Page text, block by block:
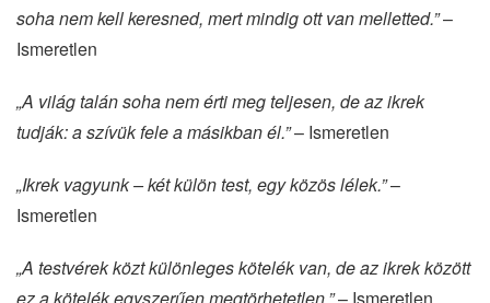
soha nem kell keresned, mert mindig ott van melletted.”–
Ismeretlen
„A világ talán soha nem érti meg teljesen, de az ikrek
tudják: a szívük fele a másikban él.”– Ismeretlen
„Ikrek vagyunk – két külön test, egy közös lélek.”–
Ismeretlen
„A testvérek közt különleges kötelék van, de az ikrek között
ez a kötelék egyszerűen megtörhetetlen.”– Ismeretlen